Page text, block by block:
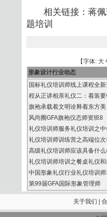
相关链接： 蒋
题培训
【字体: 大
形象设计行业动态
国标礼仪培训师线上课程全
程从正讲相亲礼仪二：着装
旗袍承载着文明诠释着东方美
风尚圈GFA旗袍仪态师资班8
礼仪培训师服务礼仪培训之
礼仪培训师训练营之高端位
高级礼仪培训师应该具备什
礼仪培训师培训之餐桌礼仪
中国形象礼仪行业礼仪培训
第99届GFA国际形象管理师
关于我们